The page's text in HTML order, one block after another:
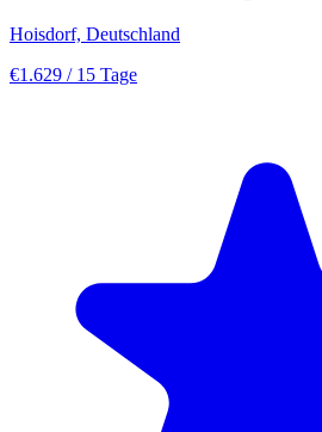
Hoisdorf, Deutschland
€1.629 / 15 Tage